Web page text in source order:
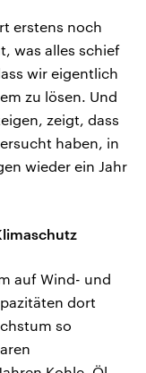
erstens noch
was alles schief
wir eigentlich
zu lösen. Und
zeigt, dass
haben, in
wieder ein Jahr
auf Wind- und
dort
so